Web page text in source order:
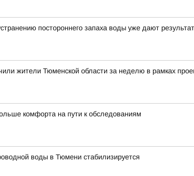
постороннего запаха воды уже дают результат
жители Тюменской области за неделю в рамках
комфорта на пути к обследованиям
воды в Тюмени стабилизируется